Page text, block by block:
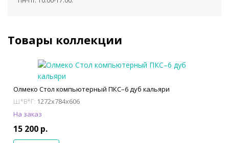
Товары коллекции
Олмеко Стол компьютерный ПКС–6 дуб кальяри
Ш*В*Г: 1272x784x606
На заказ
15 200 р.